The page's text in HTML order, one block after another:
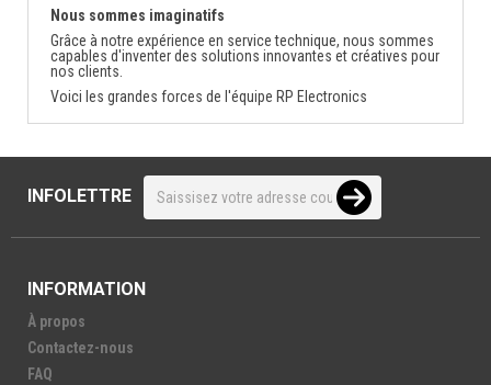
Nous sommes imaginatifs
Grâce à notre expérience en service technique, nous sommes
capables d'inventer des solutions innovantes et créatives pour
nos clients.
Voici les grandes forces de l'équipe RP Electronics
INFOLETTRE
INFORMATION
À propos
Contactez-nous
FAQ